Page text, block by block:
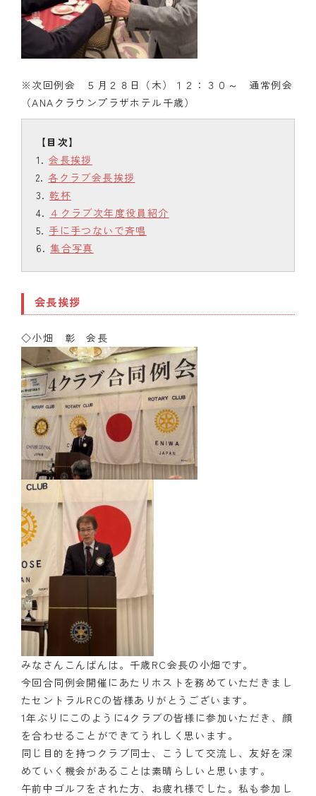
※次回例会 ５月２８日（木）１２：３０～ 通常例会
（ANAクラウンプラザホテル千歳）
会長挨拶
各クラブ会長挨拶
乾杯
４クラブ次年度役員紹介
手に手つないで斉唱
集合写真
会長挨拶
◇小畑 彰 会長
みなさんこんばんは。千歳RC会長の小畑です。
今回合同例会開催にあたりホストを務めていただきまし
たセントラルRCの皆様ありがとうございます。
1年ぶりにこのように4クラブの皆様に参加いただき、顔
を合わせることができてうれしく思います。
同じ目的を持つクラブ同士、こうして交流し、友好を深
めていく機会があることは素晴らしいと思います。
午前中ゴルフをされた方、お疲れ様でした。私も参加し